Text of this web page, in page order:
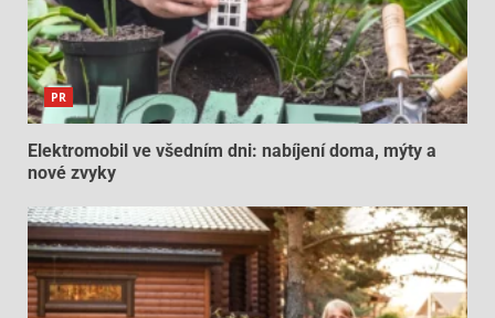
PR
Elektromobil ve všedním dni: nabíjení doma, mýty a
nové zvyky